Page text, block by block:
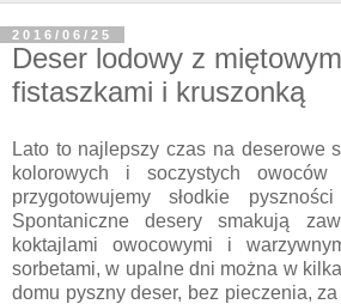
2016/06/25
Deser lodowy z
fistaszkami i kruszonką
Lato to najlepszy czas na deserowe
kolorowych i soczystych
przygotowujemy słodkie
Spontaniczne desery smakują
koktajlami owocowymi i
sorbetami, w upalne dni można w
domu pyszny deser, bez pieczenia,